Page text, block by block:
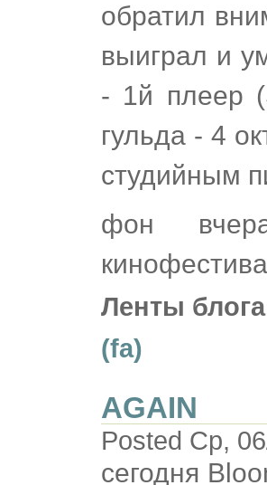
обратил
выиграл и
- 1й плеер
гульда - 4
студийным
фон
Ленты
(fa)
AGAIN
Posted Ср,
сегодня